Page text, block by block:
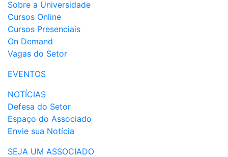
Sobre a Universidade
Cursos Online
Cursos Presenciais
On Demand
Vagas do Setor
EVENTOS
NOTÍCIAS
Defesa do Setor
Espaço do Associado
Envie sua Notícia
SEJA UM ASSOCIADO